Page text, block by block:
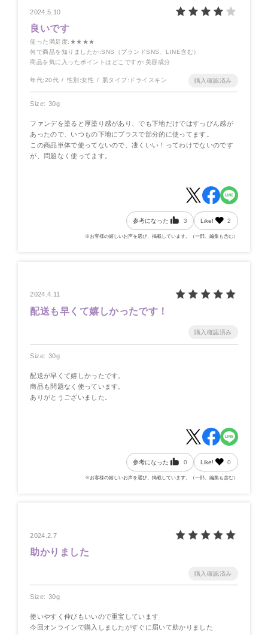
2024.5.10
良いです
使った満足度:★★★★
何で商品を知りましたか:SNS（ブランドSNS、LINE含む）
商品を気に入ったポイントはどこですか:美容成分
年代:20代 性別:女性 肌タイプ: ドライスキン
Size: 30g
ファンデを塗ると厚塗り感があり、でも下地だけではすっぴん感が
あったので、いつもの下地にプラスで部分的に使ってます。
この商品単体で使ってないので、凄くいい！ってわけでないのです
が、問題なく使ってます。
参考になった 3 Like! 2
※お客様の嬉しいお声を選び、掲載しています。（一部、編集も含む）
2024.4.11
配送も早くて嬉しかったです！
Size: 30g
配送が早くて嬉しかったです。
商品も問題なく使っています。
ありがとうございました。
参考になった 0 Like! 0
※お客様の嬉しいお声を選び、掲載しています。（一部、編集も含む）
2024.2.7
助かりました
Size: 30g
使いやすく伸びもいいので重宝しています
今回オンラインで購入しましたがすぐに届いて助かりました